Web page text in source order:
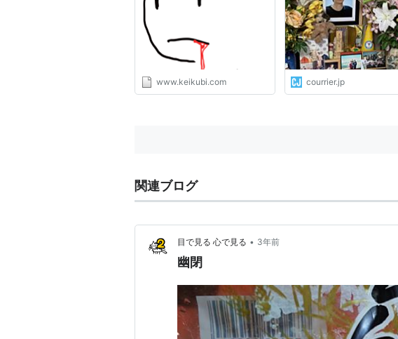
www.keikubi.com
けられた患者、40年に
り監禁された人も
courrier.jp
関連ブログ
目で見る 心で見る • 3年前
幽閉